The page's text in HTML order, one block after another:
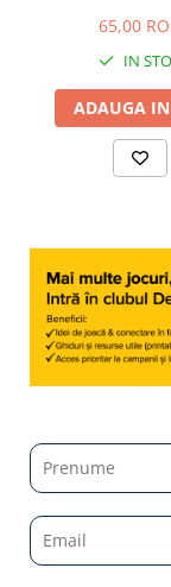
65,00
IN
ADAUGA IN